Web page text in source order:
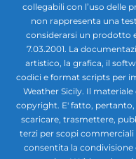
collegabili con l’uso delle
non rappresenta una
considerarsi un prodotto
7.03.2001. La
artistico, la grafica, il
codici e format scripts per
Weather Sicily. Il
copyright. E' fatto,
scaricare, trasmettere,
terzi per scopi
consentita la condivisione